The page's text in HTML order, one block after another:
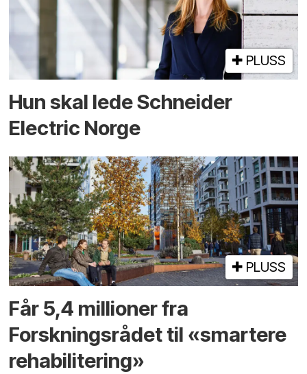
PLUSS
Hun skal lede Schneider
Electric Norge
PLUSS
Får 5,4 millioner fra
Forskningsrådet til «smartere
rehabilitering»